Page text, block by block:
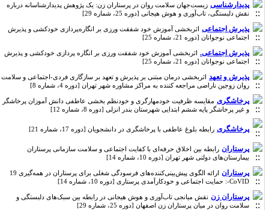
پدیدارشناسی زیست‌جهان سلامت روان در پرستاران زن: یک پژوهش پدیدارشناسانه درباره
نقش دلبستگی، تاب‌آوری و هوش هیجانی [دوره 25، شماره 29]
پذیرش اجتماعی اثربخشی آموزش خود شفقت ورزی بر انگاره‌پردازی خودکشی و پذیرش
اجتماعی نوجوانان [دوره 21، شماره 25]
پذیرش اجتماعی. اثربخشی آموزش خود شفقت ورزی بر انگاره پردازی خودکشی و پذیرش
اجتماعی نوجوانان [دوره 21، شماره 25]
پذیرش و تعهد اثربخشی درمان مبتنی بر پذیرش و تعهد بر سازگاری فردی-اجتماعی و سلامت
روان زوجین ناراضی مراجعه کننده به مراکز مشاوره شهر تهران [دوره 4، شماره 8]
پرخاشگری مقایسه ظرفیت خودمهارگری و خودنظم بخشی عاطفی دانش آموزان پرخاشگر
و غیر پرخاشگر پایه ششم ابتدایی شهرستان بندر انزلی [دوره 8، شماره 12]
پرخاشگری رابطه بلوغ عاطفی با پرخاشگری در دانشجویان [دوره 17، شماره 21]
پرستاران رابطه بین اخلاق حرفه‌ای با کفایت اجتماعی و سلامت سازمانی پرستاران
بیمارستان‌های دولتی شهر تهران [دوره 10، شماره 14]
پرستاران
ارائه الگوی پیش‌بینی‌کننده‌های فرسودگی شغلی برای پرستاران در همه‌گیری 19
CoVID-: حمایت اجتماعی و خودکارآمدی پرستاری [دوره 10، شماره 14]
پرستاران زن نقش میانجی تاب‌آوری و هوش هیجانی در رابطه بین سبک‌های دلبستگی و
سلامت روان در میان پرستاران زن اصفهان [دوره 25، شماره 29]